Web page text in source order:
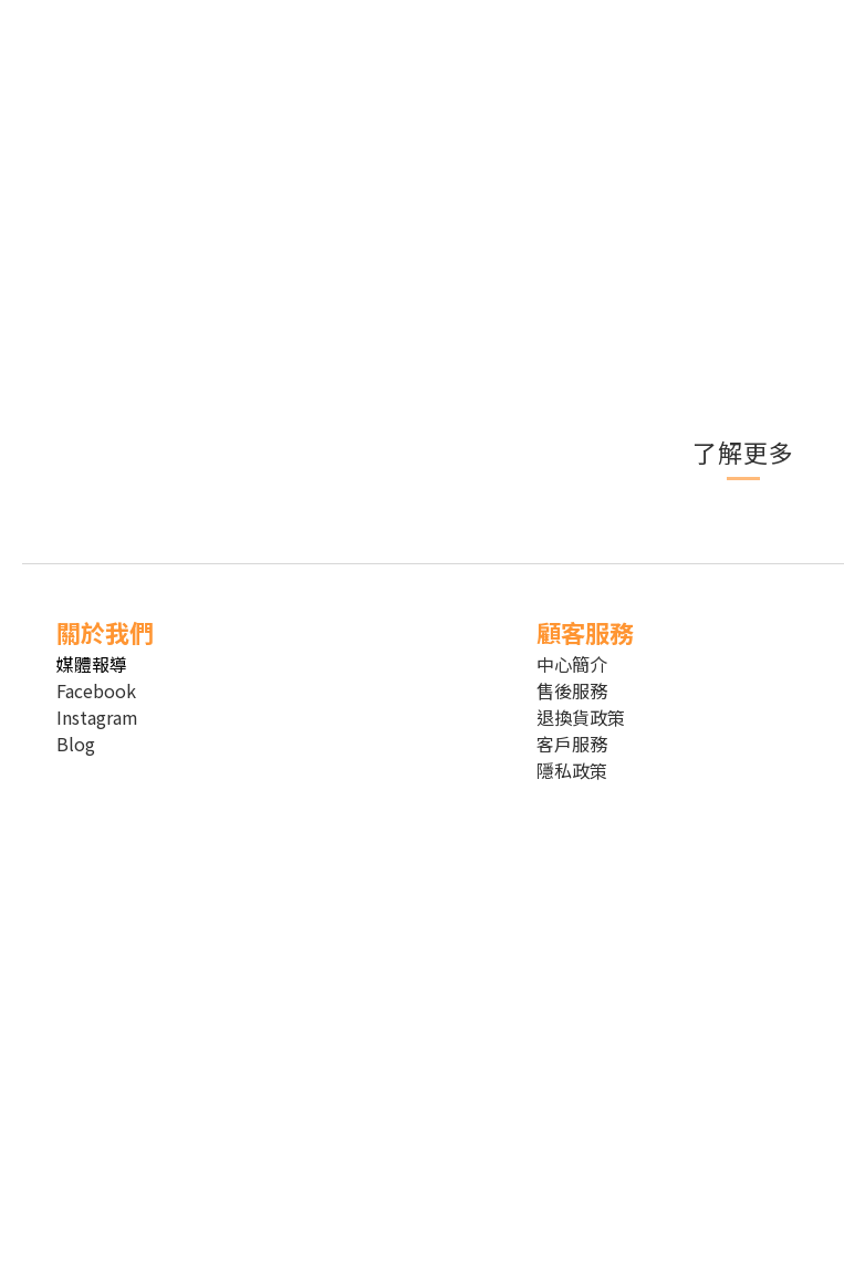
了解更多
關於我們
媒體報導
Facebook
Instagram
Blog
顧客服務
中心簡介
售後服務
退換貨政策
客戶服務
隱私政策